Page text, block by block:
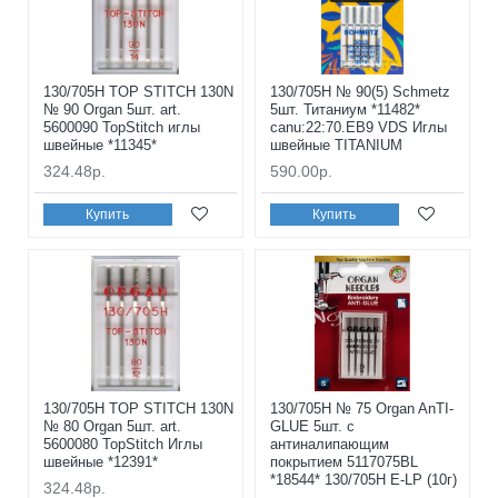
130/705H TOP STITCH 130N
№ 90 Organ 5шт. art.
5600090 TopStitch иглы
швейные *11345*
324.48р.
Купить
130/705H № 90(5) Schmetz
5шт. Титаниум *11482*
canu:22:70.EB9 VDS Иглы
швейные TITANIUM
590.00р.
Купить
130/705H TOP STITCH 130N
№ 80 Organ 5шт. art.
5600080 TopStitch Иглы
швейные *12391*
324.48р.
130/705H № 75 Organ AnTI-
GLUE 5шт. с
антиналипающим
покрытием 5117075BL
*18544* 130/705H E-LP (10г)